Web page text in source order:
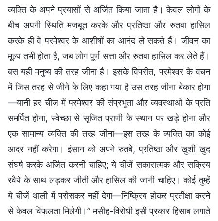
व्यक्ति के अपने प्रयासों से अर्जित किया जाता है। केवल लोगों के
बीच अपनी स्थिति मजबूत करके और प्रतिष्ठा और रुतबा हासिल
करके ही वे परमेश्वर के आशीषों का आनंद ले सकते हैं। जीवन का
मूल्य तभी होता है, जब लोग पूर्ण सत्ता और रुतबा हासिल कर लेते हैं।
बस यही मनुष्य की तरह जीना है। इसके विपरीत, परमेश्वर के वचन
में जिस तरह से जीने के लिए कहा गया है उस तरह जीना बेकार होगा
—यानी हर चीज में परमेश्वर की संप्रभुता और व्यवस्थाओं के प्रति
समर्पित होना, स्वेच्छा से सृजित प्राणी के स्थान पर खड़े होना और
एक सामान्य व्यक्ति की तरह जीना—इस तरह के व्यक्ति का कोई
आदर नहीं करेगा। इंसान को अपने रुतबे, प्रतिष्ठा और खुशी खुद
संघर्ष करके अर्जित करनी चाहिए; ये चीजें सकारात्मक और सक्रिय
रवैये के साथ लड़कर जीती और हासिल की जानी चाहिए। कोई तुम्हें
ये चीजें थाली में परोसकर नहीं देगा—निष्क्रिय होकर प्रतीक्षा करने
से केवल विफलता मिलेगी।” मसीह-विरोधी इसी प्रकार हिसाब लगाते